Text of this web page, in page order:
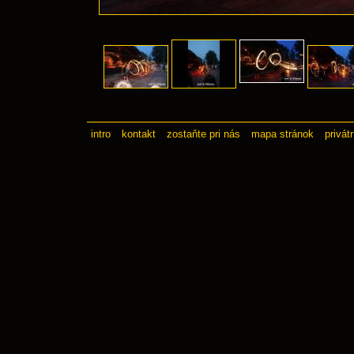
intro kontakt zostaňte pri nás mapa stránok